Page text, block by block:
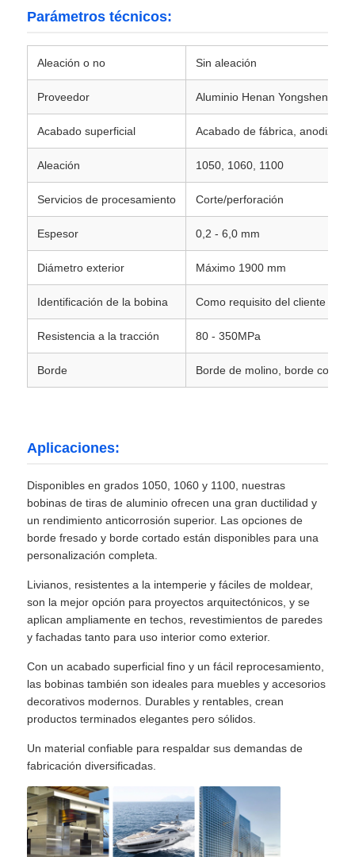
Parámetros técnicos:
Aleación o no Sin aleación
Proveedor Aluminio Henan Yongsheng
Acabado superficial Acabado de fábrica,
Aleación 1050, 1060, 1100
Servicios de procesamiento Corte/perforación
Espesor 0,2 - 6,0 mm
Diámetro exterior Máximo 1900 mm
Identificación de la bobina Como requisito del cliente
Resistencia a la tracción 80 - 350MPa
Borde Borde de molino, borde cortado
Aplicaciones:
Disponibles en grados 1050, 1060 y 1100, nuestras
bobinas de tiras de aluminio ofrecen una gran ductilidad y
un rendimiento anticorrosión superior. Las opciones de
borde fresado y borde cortado están disponibles para una
personalización completa.
Livianos, resistentes a la intemperie y fáciles de moldear,
son la mejor opción para proyectos arquitectónicos, y se
aplican ampliamente en techos, revestimientos de paredes
y fachadas tanto para uso interior como exterior.
Con un acabado superficial fino y un fácil reprocesamiento,
las bobinas también son ideales para muebles y accesorios
decorativos modernos. Durables y rentables, crean
productos terminados elegantes pero sólidos.
Un material confiable para respaldar sus demandas de
fabricación diversificadas.